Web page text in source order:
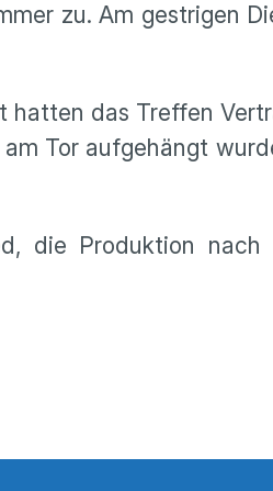
zu. Am gestrigen
hatten das Treffen
am Tor aufgehängt
die Produktion nach